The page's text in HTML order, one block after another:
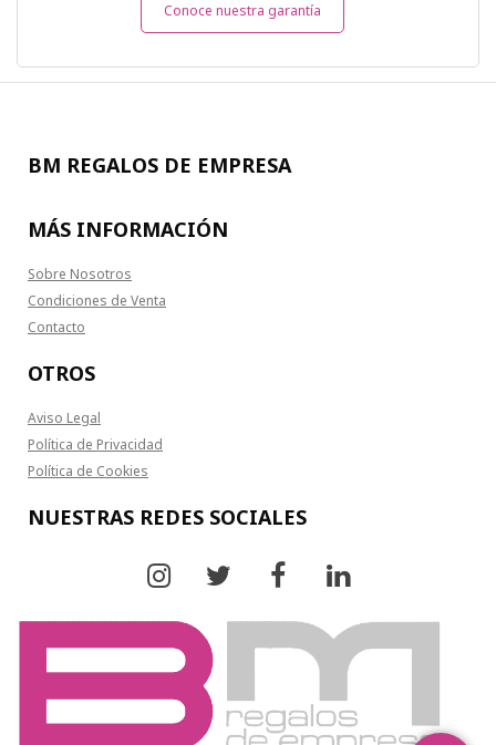
Conoce nuestra garantía
BM REGALOS DE EMPRESA
MÁS INFORMACIÓN
Sobre Nosotros
Condiciones de Venta
Contacto
OTROS
Aviso Legal
Política de Privacidad
Política de Cookies
NUESTRAS REDES SOCIALES